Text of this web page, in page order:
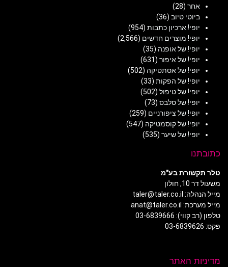
אחר (28)
ביוטי טיוב (36)
יופי! ארכיון כתבות (954)
יופי! מוצרים חדשים (2,566)
יופי! של אופנה (35)
יופי! של איפור (631)
יופי! של אסתטיקה (502)
יופי! של הפקות (33)
יופי! של טיפול (502)
יופי! של סלבס (73)
יופי! של ציפורניים (259)
יופי! של קוסמטיקה (547)
יופי! של שיער (535)
כתובתנו
טלר תקשורת בע"מ
משעול דר 10, חולון
מייל הנהלה: taler@taler.co.il
מייל מערכת: anat@taler.co.il
טלפון (רב קווי): 03-6839666
פקס: 03-6839626
מדיניות האתר